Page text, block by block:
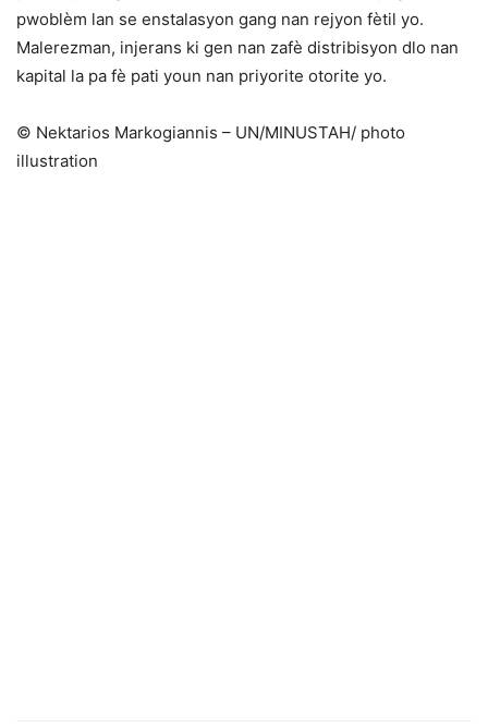
pwoblèm lan se enstalasyon gang nan rejyon fètil yo.
Malerezman, injerans ki gen nan zafè distribisyon dlo nan
kapital la pa fè pati youn nan priyorite otorite yo.
©️ Nektarios Markogiannis – UN/MINUSTAH/ photo
illustration